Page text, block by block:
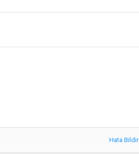
Hata Bildir